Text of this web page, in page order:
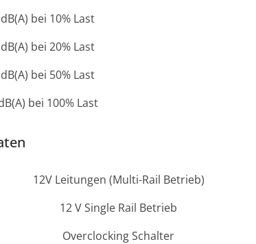
dB(A) bei 10% Last
dB(A) bei 20% Last
dB(A) bei 50% Last
bei 100% Last
12V Leitungen (Multi-Rail Betrieb)
12 V Single Rail Betrieb
Overclocking Schalter